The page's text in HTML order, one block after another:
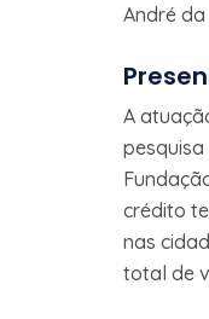
André da
A
crédito
nas
total de